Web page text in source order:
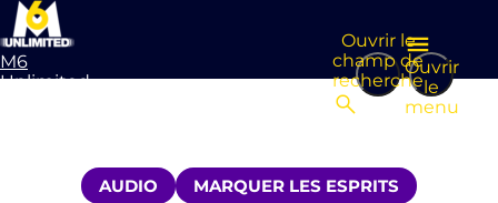
M6
Unlimited
Ouvrir
le
menu
Ouvrir le
champ de
recherche
AUDIO MARQUER LES ESPRITS